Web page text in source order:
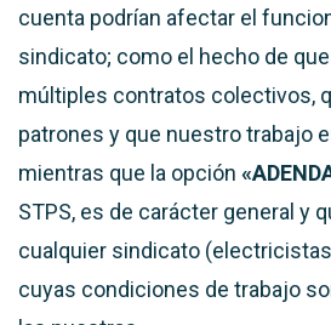
cuenta podrían afectar el
sindicato; como el hecho de
múltiples contratos colectivos,
patrones y que nuestro trabajo
mientras que la opción
STPS, es de carácter general y
cualquier sindicato
cuyas condiciones de trabajo